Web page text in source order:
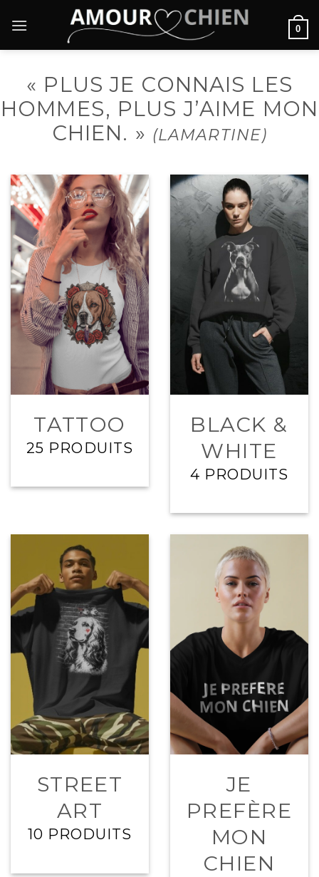
au
0
« PLUS JE CONNAIS LES
HOMMES, PLUS J’AIME MON
CHIEN. » (LAMARTINE)
TATTOO
25 PRODUITS
BLACK &
WHITE
4 PRODUITS
STREET
ART
10 PRODUITS
JE
PREFÈRE
MON
CHIEN